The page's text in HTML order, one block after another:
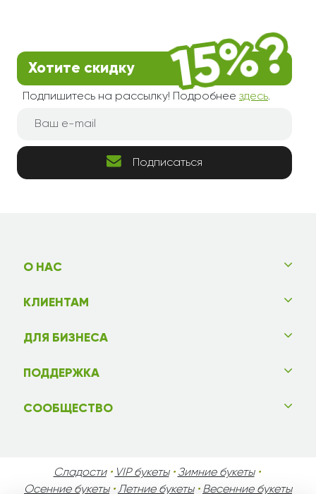
Хотите скидку
Подпишитесь на рассылку! Подробнее здесь.
Подписаться
О НАС
КЛИЕНТАМ
ДЛЯ БИЗНЕСА
ПОДДЕРЖКА
СООБЩЕСТВО
Сладости• VIP букеты• Зимние букеты•
Осенние букеты•Летние букеты• Весенние букеты